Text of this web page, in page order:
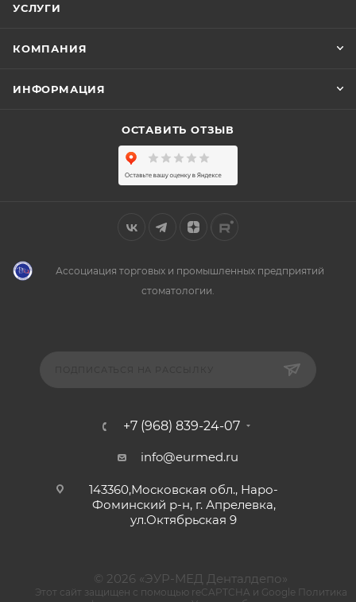
УСЛУГИ
КОМПАНИЯ
ИНФОРМАЦИЯ
ОСТАВИТЬ ОТЗЫВ
Ассоциация торговых и промышленных предприятий
стоматологии.
+7 (968) 839-24-07
info@eurmed.ru
143360,Московская обл., Наро-
Фоминский р-н, г. Апрелевка,
ул.Октябрьская 9
© 2026 «ЭУР-МЕД Денталдепо»
Этот сайт защищен с помощью reCAPTCHA и Google Политика